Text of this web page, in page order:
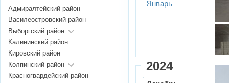
Январь
2024
Адмиралтейский район
Василеостровский район
Выборгский район
Калининский район
Кировский район
Колпинский район
Красногвардейский район